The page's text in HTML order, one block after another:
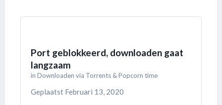
Port geblokkeerd, downloaden gaat
langzaam
in Downloaden via Torrents & Popcorn time
Geplaatst Februari 13, 2020